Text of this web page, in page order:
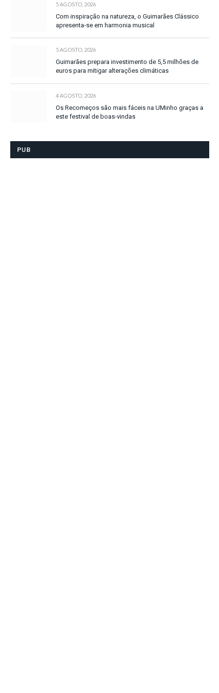
5 AGOSTO, 2026
Com inspiração na natureza, o Guimarães Clássico
apresenta-se em harmonia musical
5 AGOSTO, 2026
Guimarães prepara investimento de 5,5 milhões de
euros para mitigar alterações climáticas
4 AGOSTO, 2026
Os Recomeços são mais fáceis na UMinho graças a
este festival de boas-vindas
PUB